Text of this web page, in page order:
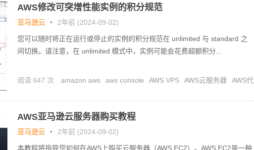
AWS修改可突增性能实例的积分规范
亚马逊云 • 2年前 (2024-09-02)
您可以随时将正在运行或停止的实例的积分规范在 unlimited 与 standard 之
间切换。请注意，在 unlimited 模式中，实例可能会花费超额积分...
阅读 647 次 amazon aws aws console AWS VPS AWS云服务器
AWS代
AWS亚马逊云服务器购买教程
亚马逊云 • 2年前 (2024-09-02)
本教程将指导您如何在AWS上购买云服务器（AWS EC2）。AWS EC2是一种